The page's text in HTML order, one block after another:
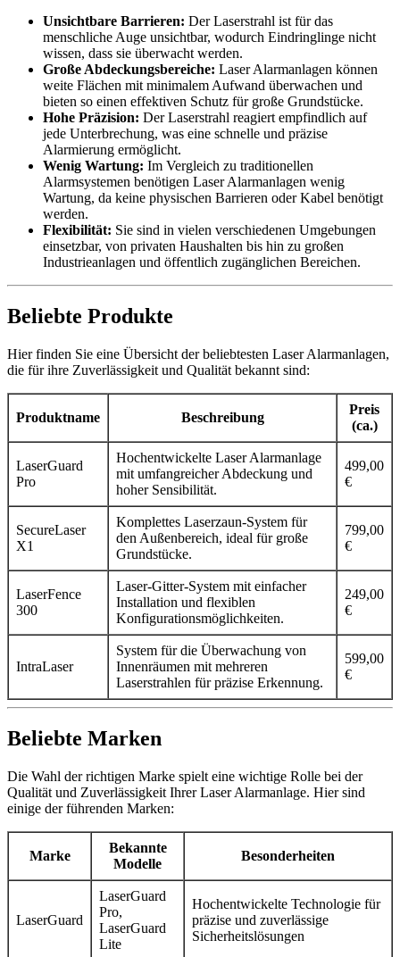
Unsichtbare Barrieren: Der Laserstrahl ist für das
menschliche Auge unsichtbar, wodurch Eindringlinge nicht
wissen, dass sie überwacht werden.
Große Abdeckungsbereiche: Laser Alarmanlagen können
weite Flächen mit minimalem Aufwand überwachen und
bieten so einen effektiven Schutz für große Grundstücke.
Hohe Präzision: Der Laserstrahl reagiert empfindlich auf
jede Unterbrechung, was eine schnelle und präzise
Alarmierung ermöglicht.
Wenig Wartung: Im Vergleich zu traditionellen
Alarmsystemen benötigen Laser Alarmanlagen wenig
Wartung, da keine physischen Barrieren oder Kabel benötigt
werden.
Flexibilität: Sie sind in vielen verschiedenen Umgebungen
einsetzbar, von privaten Haushalten bis hin zu großen
Industrieanlagen und öffentlich zugänglichen Bereichen.
Beliebte Produkte
Hier finden Sie eine Übersicht der beliebtesten Laser Alarmanlagen,
die für ihre Zuverlässigkeit und Qualität bekannt sind:
Produktname Beschreibung
Preis
(ca.)
LaserGuard
Pro
Hochentwickelte Laser Alarmanlage
mit umfangreicher Abdeckung und
hoher Sensibilität.
499,00
€
SecureLaser
X1
Komplettes Laserzaun-System für
den Außenbereich, ideal für große
Grundstücke.
799,00
€
LaserFence
300
Laser-Gitter-System mit einfacher
Installation und flexiblen
Konfigurationsmöglichkeiten.
249,00
€
IntraLaser
System für die Überwachung von
Innenräumen mit mehreren
Laserstrahlen für präzise Erkennung.
599,00
€
Beliebte Marken
Die Wahl der richtigen Marke spielt eine wichtige Rolle bei der
Qualität und Zuverlässigkeit Ihrer Laser Alarmanlage. Hier sind
einige der führenden Marken:
Marke
Bekannte
Modelle
Besonderheiten
LaserGuard
LaserGuard
Pro,
LaserGuard
Lite
Hochentwickelte Technologie für
präzise und zuverlässige
Sicherheitslösungen